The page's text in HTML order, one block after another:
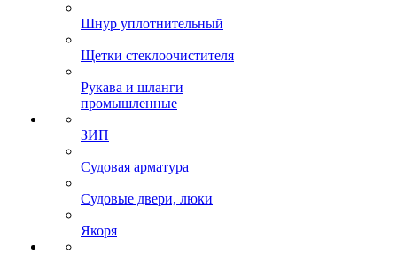
Шнур уплотнительный
Щетки стеклоочистителя
Рукава и шланги
промышленные
ЗИП
Судовая арматура
Судовые двери, люки
Якоря